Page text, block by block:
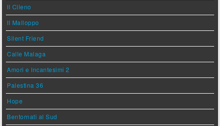
Il Cileno
Il Malloppo
Silent Friend
Calle Malaga
Amori e Incantesimi 2
Palestina 36
Hope
Bentornati al Sud